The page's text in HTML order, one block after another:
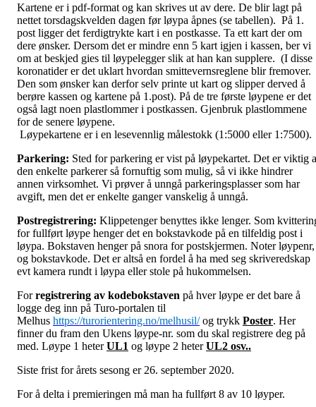
Kartene er i pdf-format og kan skrives ut av dere. De blir lagt på
nettet torsdagskvelden dagen før løypa åpnes (se tabellen). På 1.
post ligger det ferdigtrykte kart i en postkasse. Ta ett kart der om
dere ønsker. Dersom det er mindre enn 5 kart igjen i kassen, ber vi
om at beskjed gies til løypelegger slik at han kan supplere. (I disse
koronatider er det uklart hvordan smittevernsreglene blir fremover.
Den som ønsker kan derfor selv printe ut kart og slipper derved å
berøre kassen og kartene på 1.post). På de tre første løypene er det
også lagt noen plastlommer i postkassen. Gjenbruk plastlommene
for de senere løypene.
Løypekartene er i en lesevennlig målestokk (1:5000 eller 1:7500).
Parkering: Sted for parkering er vist på løypekartet. Det er viktig
den enkelte parkerer så fornuftig som mulig, så vi ikke hindrer
annen virksomhet. Vi prøver å unngå parkeringsplasser som har
avgift, men det er enkelte ganger vanskelig å unngå.
Postregistrering: Klippetenger benyttes ikke lenger. Som
for fullført løype henger det en bokstavkode på en tilfeldig post i
løypa. Bokstaven henger på snora for postskjermen. Noter løypenr,
og bokstavkode. Det er altså en fordel å ha med seg skriveredskap
evt kamera rundt i løypa eller stole på hukommelsen.
Forregistrering av kodebokstaven på hver løype er det bare å
logge deg inn på Turo-portalen til
Melhus https://turorientering.no/melhusil/og trykk Poster. Her
finner du fram den Ukens løype-nr. som du skal registrere deg på
med. Løype 1 heterUL1 og løype 2 heterUL2 osv..
Siste frist for årets sesong er 26. september 2020.
For å delta i premieringen må man ha fullført 8 av 10 løyper.